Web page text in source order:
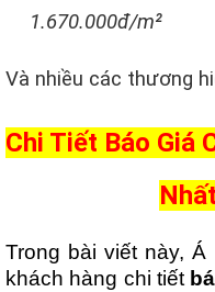
1.670.000đ/m²
Và nhiều các thương
Chi Tiết Báo Giá
Trong bài viết này,
khách hàng chi tiết